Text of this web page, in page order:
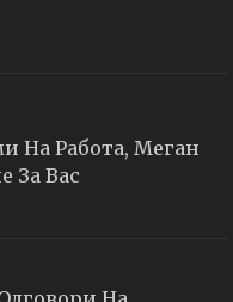
На Работа, Меган
За Вас